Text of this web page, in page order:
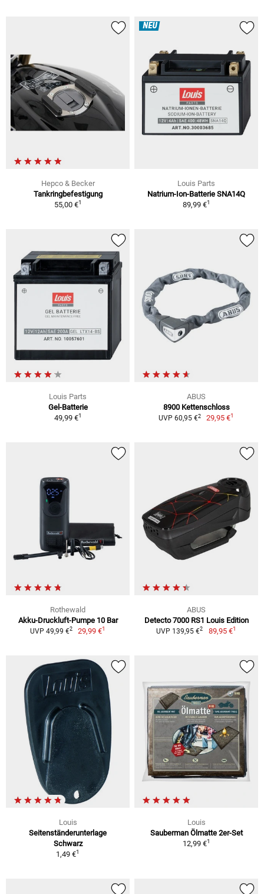
Hepco & Becker
Tankringbefestigung
55,00 €1
NEU
Louis Parts
Natrium-Ion-Batterie SNA14Q
89,99 €1
Louis Parts
Gel-Batterie
49,99 €1
ABUS
8900 Kettenschloss
UVP 60,95 €2 29,95 €1
Rothewald
Akku-Druckluft-Pumpe 10 Bar
UVP 49,99 €2 29,99 €1
ABUS
Detecto 7000 RS1 Louis Edition
UVP 139,95 €2 89,95 €1
Louis
Seitenständerunterlage
Schwarz
1,49 €1
Louis
Sauberman Ölmatte 2er-Set
12,99 €1